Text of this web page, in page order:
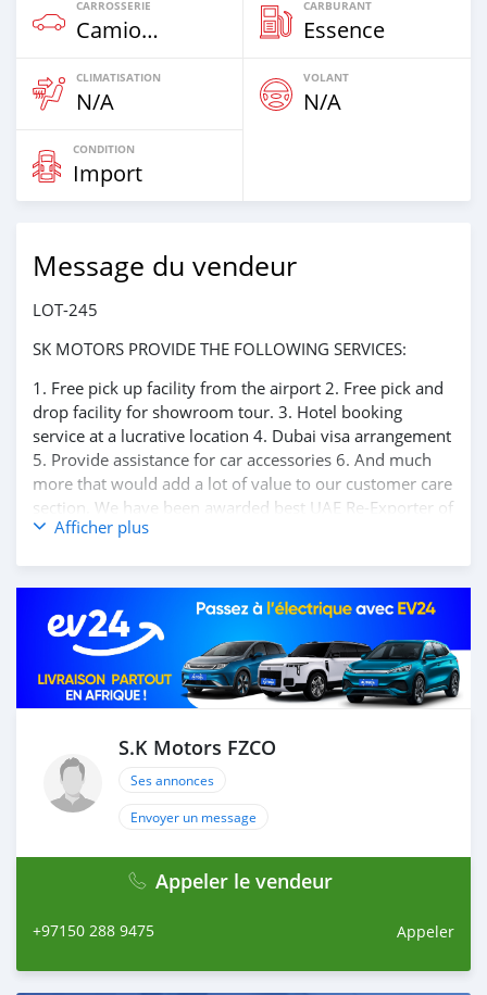
CARROSSERIE
Camion‒Bus
CARBURANT
Essence
CLIMATISATION
N/A
VOLANT
N/A
CONDITION
Import
Message du vendeur
LOT-245
SK MOTORS PROVIDE THE FOLLOWING SERVICES:
1. Free pick up facility from the airport 2. Free pick and
drop facility for showroom tour. 3. Hotel booking
service at a lucrative location 4. Dubai visa arrangement
5. Provide assistance for car accessories 6. And much
more that would add a lot of value to our customer care
section. We have been awarded best UAE Re-Exporter of
the year 2014. We have a specialized sales team that
relationship with our clients, because SK Motors cares.
A SK MOTORS FORNECE OS SEGUINTES SERVIÇOS: 1.
Recolha gratuita do aeroporto 2. Livre escolher e soltar
instalação para tour showroom. 3. Serviço de reserva de
hotel em um local lucrativo 4. Acordo de visto de Dubai
muito mais que acrescentaria muito valor ao nosso
atendimento ao cliente. Nós fomos premiados com o
melhor re-exportador dos Emirados Árabes Unid
Afficher plus
S.K Motors FZCO
Ses annonces
Envoyer un message
Appeler le vendeur
+97150 288 9475 Appeler